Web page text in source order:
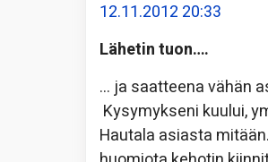
12.11.2012 20:33
Lähetin tuon….
… ja saatteena vähän
Kysymykseni kuului,
Hautala asiasta